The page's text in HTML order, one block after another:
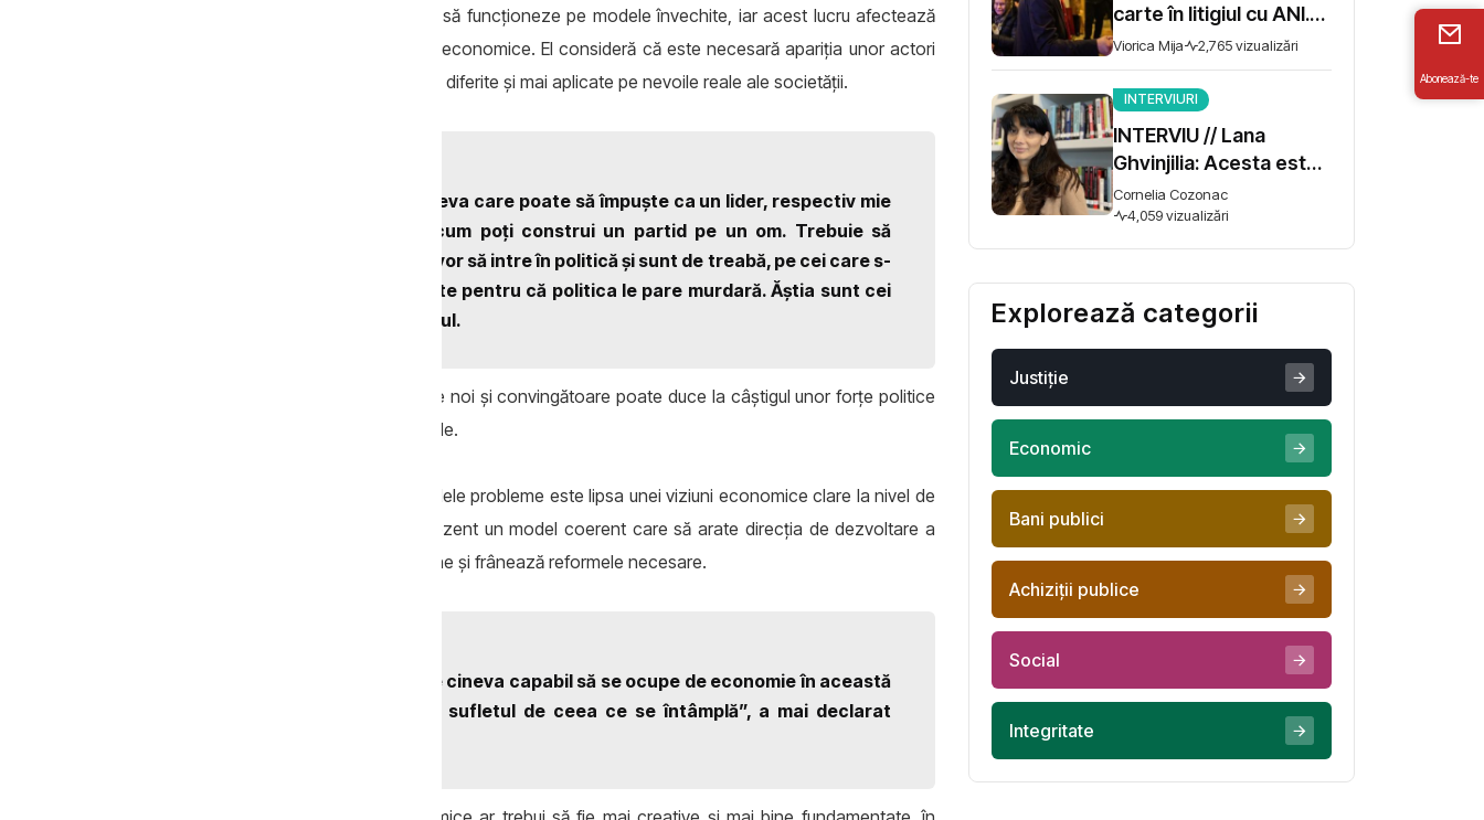
În viziunea sa, sistemul politic continuă să funcționeze pe modele învechite, iar acest lucru afectează
direct calitatea guvernării și a deciziilor economice. El consideră că este necesară apariția unor actori
noi în politică, capabili să aducă abordări diferite și mai aplicate pe nevoile reale ale societății.
„Nu mai poți. Nu există cineva care poate să împuște ca un lider, respectiv mie
îmi vine greu să înțeleg cum poți construi un partid pe un om. Trebuie să
încurajăm pe toți cei care vor să intre în politică și sunt de treabă, pe cei care s-
au ținut până acum departe pentru că politica le pare murdară. Ăștia sunt cei
mai buni”, a afirmat expertul.
El consideră că lipsa unor oferte politice noi și convingătoare poate duce la câștigul unor forțe politice
pro-ruse, în lipsa unor alternative credibile.
Acesta subliniază că una dintre principalele probleme este lipsa unei viziuni economice clare la nivel de
guvernare. În opinia sa, nu există în prezent un model coerent care să arate direcția de dezvoltare a
economiei, ceea ce creează incertitudine și frânează reformele necesare.
„Eu vreau să văd măcar pe cineva capabil să se ocupe de economie în această
țară, pentru că mă doare sufletul de ceea ce se întâmplă”, a mai declarat
carte în litigiul cu ANI.
Miza - 10 milioane de lei
Viorica Mija 2,765 vizualizări
INTERVIURI
INTERVIU // Lana
Ghvinjilia: Acesta este
și războiul nostru. Fără
victoria Ucrainei,
Georgia nu se poate
Cornelia Cozonac
4,059 vizualizări
Explorează categorii
Justiţie
Economic
Bani publici
Achiziţii publice
Social
Integritate
Abonează-te